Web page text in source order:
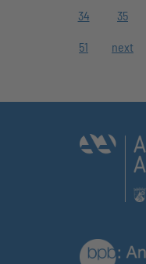
34 35
51 next